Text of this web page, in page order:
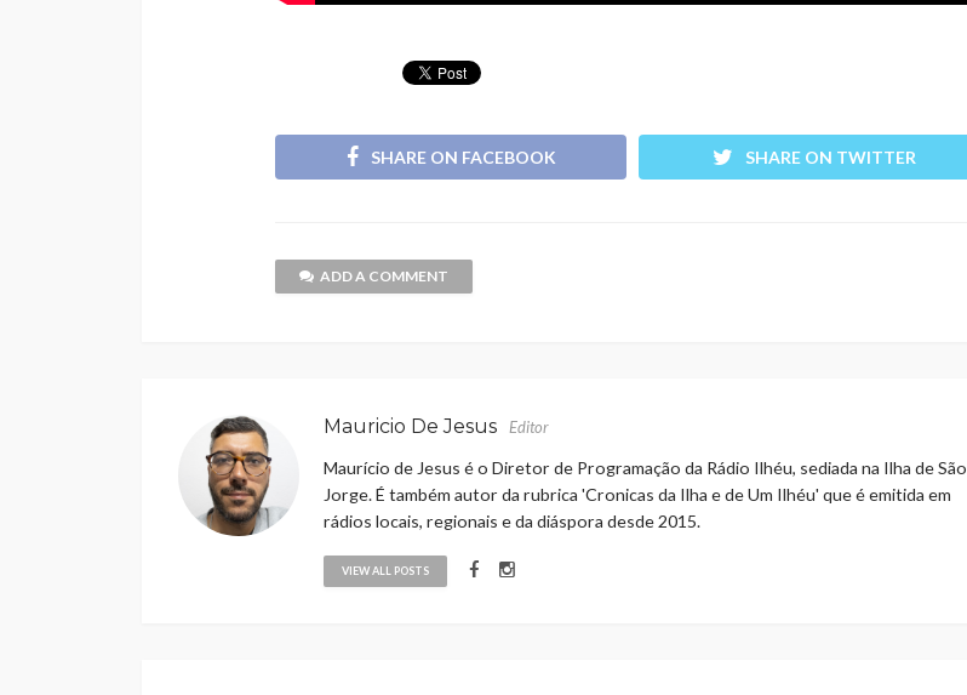
SHARE ON FACEBOOK SHARE ON TWITTER
ADD A COMMENT
Mauricio De Jesus Editor
Maurício de Jesus é o Diretor de Programação da Rádio Ilhéu, sediada na Ilha de São
Jorge. É também autor da rubrica 'Cronicas da Ilha e de Um Ilhéu' que é emitida em
rádios locais, regionais e da diáspora desde 2015.
VIEW ALL POSTS